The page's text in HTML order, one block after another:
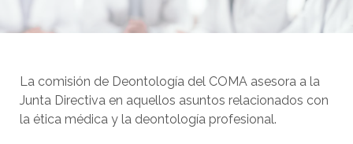
La comisión de Deontología del COMA asesora a la
Junta Directiva en aquellos asuntos relacionados con
la ética médica y la deontología profesional.